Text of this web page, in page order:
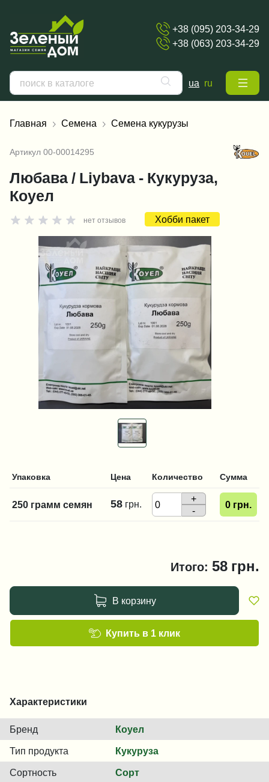
+38 (095) 203-34-29
+38 (063) 203-34-29
ua ru
Главная Семена Семена кукурузы
Артикул 00-00014295
Любава / Liybava - Кукуруза,
Коуел
нет отзывов Хобби пакет
Упаковка Цена Количество Сумма
250 грамм семян 58 грн.
+
-
0 грн.
Итого: 58 грн.
В корзину
Купить в 1 клик
Характеристики
Бренд Коуел
Тип продукта Кукуруза
Сортность Сорт